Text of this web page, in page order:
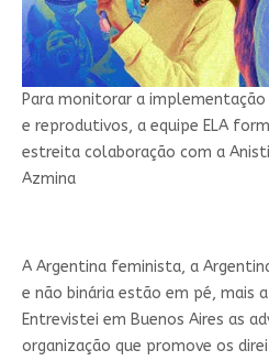
Para monitorar a
e reprodutivos, a equipe ELA
estreita colaboração com a
Azmina
A Argentina feminista, a
e não binária estão em pé, mais
Entrevistei em Buenos Aires as
organização que promove os